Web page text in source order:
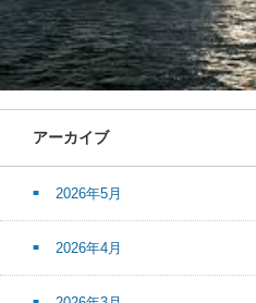
アーカイブ
2026年5月
2026年4月